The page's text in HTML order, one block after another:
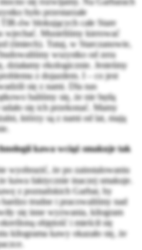
było przestarzałe
ów blokujących całe Stare
wjechać. Musieliśmy kierować
(śmiech). Tutaj, w Starczanowie,
wszystko od zera
działamy ekologicznie. Jesteśmy
z dojazdem. I – co jest
się z nami. Dla nas
baliśmy się, że nie będą
się ich przekonać. Mamy
którzy są z nami od lat, mają
kawa wciąż smakuje tak
wyobrazić, że po zainstalowaniu
kawa faktycznie inaczej smakuje.
z poznańskich Garbar, by
trudne i pracowaliśmy nad
się inne wyzwania, kilogram
objętość i mieścił się
kilograma kawy okazało się, że